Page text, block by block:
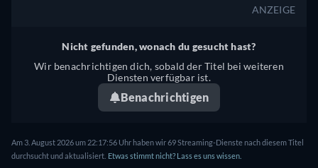
ANZEIGE
Nicht gefunden, wonach du gesucht hast?
Wir benachrichtigen dich, sobald der Titel bei weiteren
Diensten verfügbar ist.
Benachrichtigen
Am 3. August 2026 um 22:17:56 Uhr haben wir 69 Streaming-Dienste nach diesem Titel
durchsucht und aktualisiert. Etwas stimmt nicht? Lass es uns wissen.